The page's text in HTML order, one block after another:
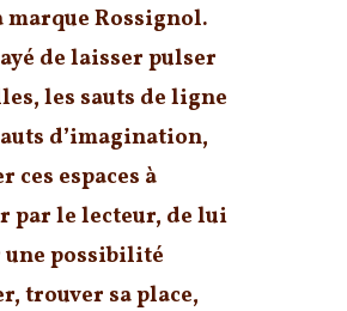
marque Rossignol.
de laisser pulser
les sauts de ligne
d’imagination,
ces espaces à
par le lecteur, de lui
possibilité
trouver sa place,